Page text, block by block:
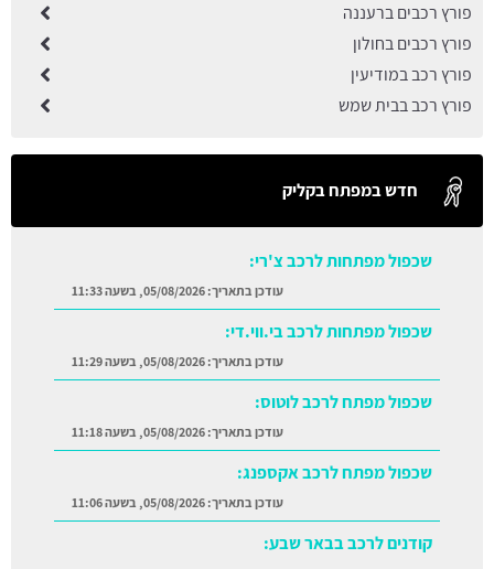
פורץ רכבים ברעננה
פורץ רכבים בחולון
פורץ רכב במודיעין
פורץ רכב בבית שמש
חדש במפתח בקליק
שכפול מפתחות לרכב צ'רי:
עודכן בתאריך:05/08/2026, בשעה 11:33
שכפול מפתחות לרכב בי.ווי.די:
עודכן בתאריך:05/08/2026, בשעה 11:29
שכפול מפתח לרכב לוטוס:
עודכן בתאריך:05/08/2026, בשעה 11:18
שכפול מפתח לרכב אקספנג:
עודכן בתאריך:05/08/2026, בשעה 11:06
קודנים לרכב בבאר שבע: